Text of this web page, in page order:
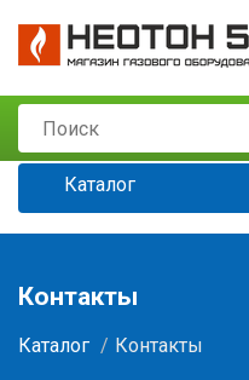
Каталог
Контакты
Каталог Контакты